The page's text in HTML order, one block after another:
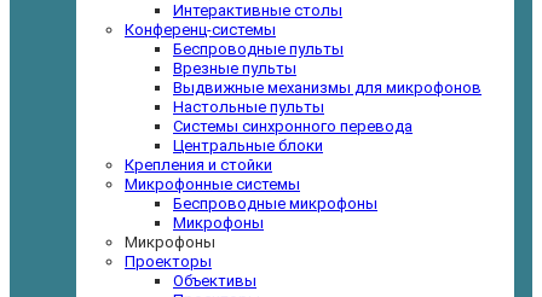
Интерактивные столы
Конференц-системы
Беспроводные пульты
Врезные пульты
Выдвижные механизмы для микрофонов
Настольные пульты
Системы синхронного перевода
Центральные блоки
Крепления и стойки
Микрофонные системы
Беспроводные микрофоны
Микрофоны
Микрофоны
Проекторы
Объективы